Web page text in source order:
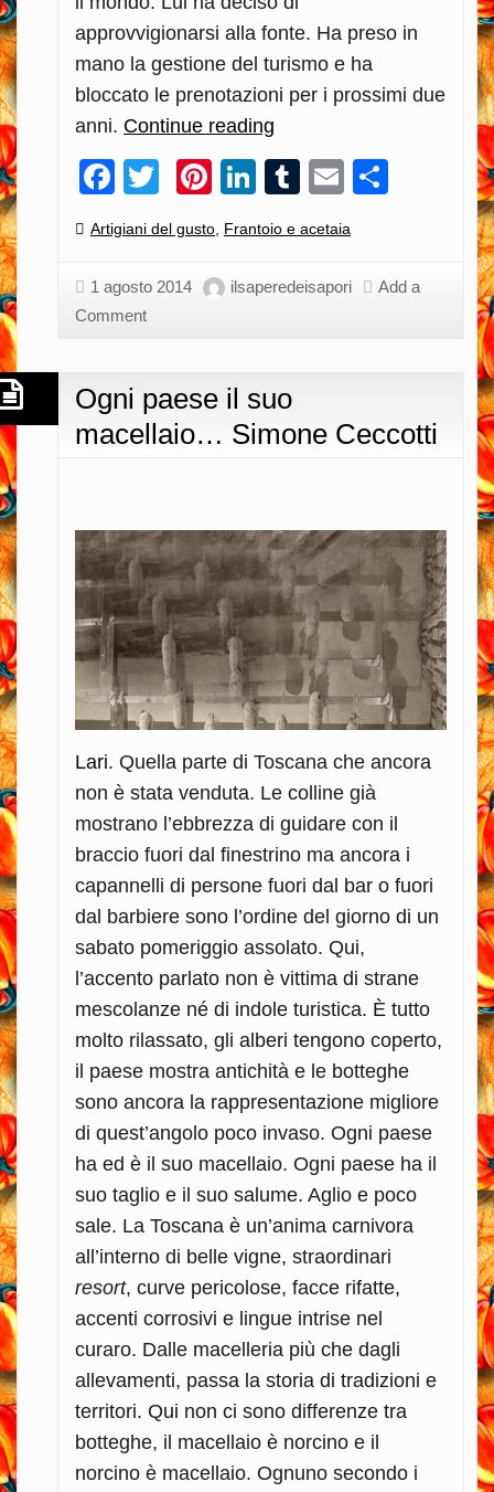
approvvigionarsi alla fonte. Ha preso in
mano la gestione del turismo e ha
bloccato le prenotazioni per i prossimi due
anni. Continue reading
senza
reticenze…
Gianluigi
Facebook
TwitterPinterest
LinkedIn
Tumblr
Email
Categories:
Artigiani del gusto Frantoio e acetaia
1 agosto 2014 ilsaperedeisapori
Add a
Comment
Ogni paese il suo
macellaio… Simone Ceccotti
Lari. Quella parte di Toscana che ancora
non è stata venduta. Le colline già
mostrano l’ebbrezza di guidare con il
braccio fuori dal finestrino ma ancora i
capannelli di persone fuori dal bar o fuori
dal barbiere sono l’ordine del giorno di un
sabato pomeriggio assolato. Qui,
l’accento parlato non è vittima di strane
mescolanze né di indole turistica. È tutto
molto rilassato, gli alberi tengono coperto,
il paese mostra antichità e le botteghe
sono ancora la rappresentazione migliore
di quest’angolo poco invaso. Ogni paese
ha ed è il suo macellaio. Ogni paese ha il
suo taglio e il suo salume. Aglio e poco
sale. La Toscana è un’anima carnivora
all’interno di belle vigne, straordinari
resort, curve pericolose, facce rifatte,
accenti corrosivi e lingue intrise nel
curaro. Dalle macelleria più che dagli
allevamenti, passa la storia di tradizioni e
territori. Qui non ci sono differenze tra
botteghe, il macellaio è norcino e il
norcino è macellaio. Ognuno secondo i